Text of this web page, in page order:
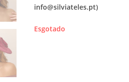
info@silviateles.pt)
Esgotado